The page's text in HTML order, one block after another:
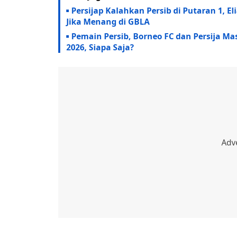
Persijap Kalahkan Persib di Putaran 1,
Jika Menang di GBLA
Pemain Persib, Borneo FC dan Persija
2026, Siapa Saja?